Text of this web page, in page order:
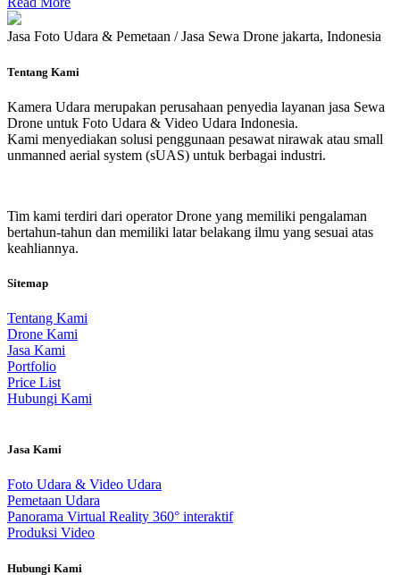
Jasa Foto Udara & Pemetaan / Jasa Sewa Drone jakarta, Indonesia
Tentang Kami
Kamera Udara merupakan perusahaan penyedia layanan jasa Sewa
Drone untuk Foto Udara & Video Udara Indonesia.
Kami menyediakan solusi penggunaan pesawat nirawak atau small
unmanned aerial system (sUAS) untuk berbagai industri.
Tim kami terdiri dari operator Drone yang memiliki pengalaman
bertahun-tahun dan memiliki latar belakang ilmu yang sesuai atas
keahliannya.
Sitemap
Tentang Kami
Drone Kami
Jasa Kami
Portfolio
Price List
Hubungi Kami
Jasa Kami
Foto Udara & Video Udara
Pemetaan Udara
Panorama Virtual Reality 360° interaktif
Produksi Video
Hubungi Kami